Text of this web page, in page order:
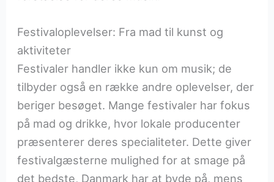
Festivaloplevelser: Fra mad til kunst og
aktiviteter
Festivaler handler ikke kun om musik; de
tilbyder også en række andre oplevelser, der
beriger besøget. Mange festivaler har fokus
på mad og drikke, hvor lokale producenter
præsenterer deres specialiteter. Dette giver
festivalgæsterne mulighed for at smage på
det bedste, Danmark har at byde på, mens